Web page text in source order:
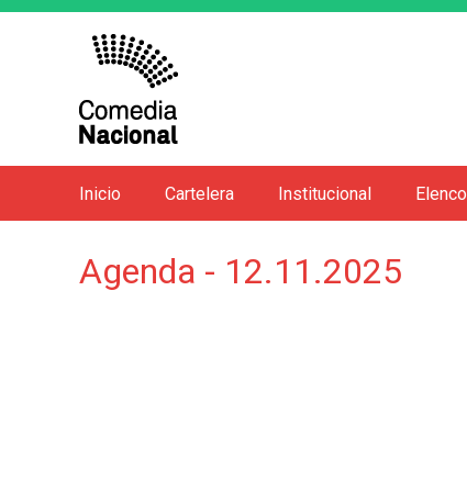
Agenda - 12.11.2025
n
Inicio Cartelera Institucional Elenco